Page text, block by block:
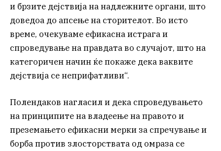
и брзите дејствија на надлежните органи, што
доведоа до апсење на сторителот. Во исто
време, очекуваме ефикасна истрага и
спроведување на правдата во случајот, што на
категоричен начин ќе покаже дека ваквите
дејствија се неприфатливи“.
Полендаков нагласил и дека спроведувањето
на принципите на владеење на правото и
преземањето ефикасни мерки за спречување и
борба против злосторствата од омраза се